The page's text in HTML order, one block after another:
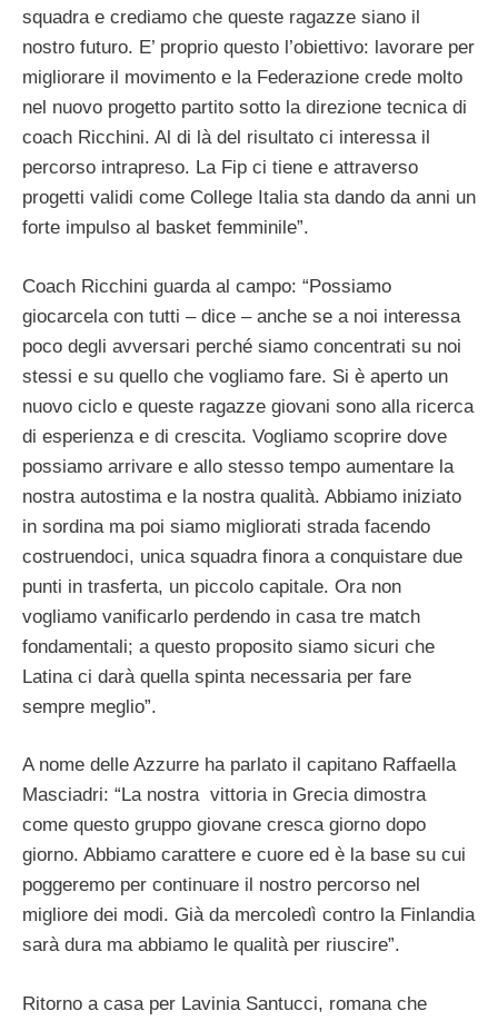
squadra e crediamo che queste ragazze siano il
nostro futuro. E’ proprio questo l’obiettivo: lavorare per
migliorare il movimento e la Federazione crede molto
nel nuovo progetto partito sotto la direzione tecnica di
coach Ricchini. Al di là del risultato ci interessa il
percorso intrapreso. La Fip ci tiene e attraverso
progetti validi come College Italia sta dando da anni un
forte impulso al basket femminile”.
Coach Ricchini guarda al campo: “Possiamo
giocarcela con tutti – dice – anche se a noi interessa
poco degli avversari perché siamo concentrati su noi
stessi e su quello che vogliamo fare. Si è aperto un
nuovo ciclo e queste ragazze giovani sono alla ricerca
di esperienza e di crescita. Vogliamo scoprire dove
possiamo arrivare e allo stesso tempo aumentare la
nostra autostima e la nostra qualità. Abbiamo iniziato
in sordina ma poi siamo migliorati strada facendo
costruendoci, unica squadra finora a conquistare due
punti in trasferta, un piccolo capitale. Ora non
vogliamo vanificarlo perdendo in casa tre match
fondamentali; a questo proposito siamo sicuri che
Latina ci darà quella spinta necessaria per fare
sempre meglio”.
A nome delle Azzurre ha parlato il capitano Raffaella
Masciadri: “La nostra vittoria in Grecia dimostra
come questo gruppo giovane cresca giorno dopo
giorno. Abbiamo carattere e cuore ed è la base su cui
poggeremo per continuare il nostro percorso nel
migliore dei modi. Già da mercoledì contro la Finlandia
sarà dura ma abbiamo le qualità per riuscire”.
Ritorno a casa per Lavinia Santucci, romana che